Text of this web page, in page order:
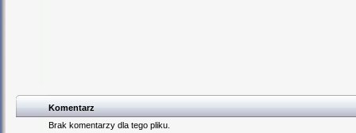
Komentarz
Brak komentarzy dla tego pliku.